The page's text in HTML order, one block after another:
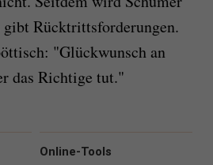
Rücktrittsforderungen.
"Glückwunsch an
das Richtige tut."
Online-Tools